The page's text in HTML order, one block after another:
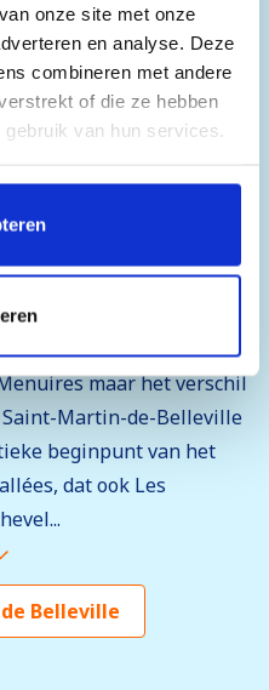
onze site met onze
en analyse. Deze
combineren met andere
of die ze hebben
van hun services.
stem je in met het
op 'Details' voor een
je voorkeuren op elk
intrekken.
de
eeuwenoud dorp met
sfeer is terug te vinden
en houten huizen met
Het dorp ligt op een
maar het verschil
Martin-de-Belleville
beginpunt van het
dat ook Les
Belleville